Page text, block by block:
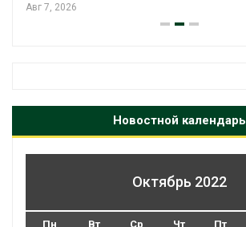
Авг 7, 2026
Новостной календарь
Октябрь 2022
Пн Вт Ср Чт Пт